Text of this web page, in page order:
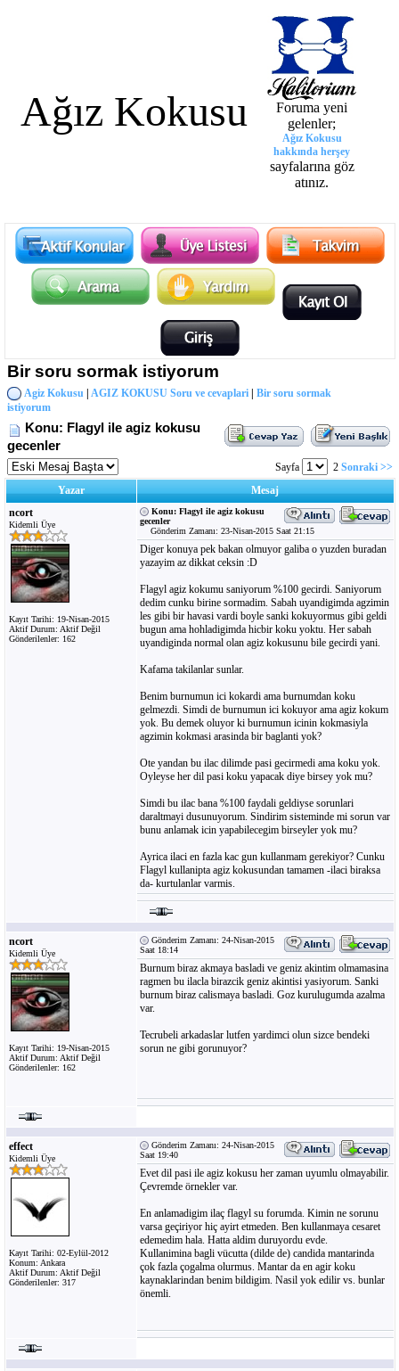
Ağız Kokusu
Foruma yeni
gelenler;
Ağız Kokusu
hakkında herşey
sayfalarına göz
atınız.
Bir soru sormak istiyorum
Agiz Kokusu| AGIZ KOKUSU Soru ve cevaplari| Bir soru sormak
istiyorum
Konu: Flagyl ile agiz kokusu
gecenler
Sayfa 2 Sonraki >>
Yazar
Mesaj
ncort
Kidemli Üye
Kayıt Tarihi: 19-Nisan-2015
Aktif Durum: Aktif Değil
Gönderilenler: 162
Konu: Flagyl ile agiz kokusu
gecenler
Gönderim Zamanı: 23-Nisan-2015 Saat 21:15
Diger konuya pek bakan olmuyor galiba o yuzden buradan
yazayim az dikkat ceksin :D
Flagyl agiz kokumu saniyorum %100 gecirdi. Saniyorum
dedim cunku birine sormadim. Sabah uyandigimda agzimin
les gibi bir havasi vardi boyle sanki kokuyormus gibi geldi
bugun ama hohladigimda hicbir koku yoktu. Her sabah
uyandiginda normal olan agiz kokusunu bile gecirdi yani.
Kafama takilanlar sunlar.
Benim burnumun ici kokardi ama burnumdan koku
gelmezdi. Simdi de burnumun ici kokuyor ama agiz kokum
yok. Bu demek oluyor ki burnumun icinin kokmasiyla
agzimin kokmasi arasinda bir baglanti yok?
Ote yandan bu ilac dilimde pasi gecirmedi ama koku yok.
Oyleyse her dil pasi koku yapacak diye birsey yok mu?
Simdi bu ilac bana %100 faydali geldiyse sorunlari
daraltmayi dusunuyorum. Sindirim sisteminde mi sorun var
bunu anlamak icin yapabilecegim birseyler yok mu?
Ayrica ilaci en fazla kac gun kullanmam gerekiyor? Cunku
Flagyl kullanipta agiz kokusundan tamamen -ilaci biraksa
da- kurtulanlar varmis.
ncort
Kidemli Üye
Kayıt Tarihi: 19-Nisan-2015
Aktif Durum: Aktif Değil
Gönderilenler: 162
Gönderim Zamanı: 24-Nisan-2015
Saat 18:14
Burnum biraz akmaya basladi ve geniz akintim olmamasina
ragmen bu ilacla birazcik geniz akintisi yasiyorum. Sanki
burnum biraz calismaya basladi. Goz kurulugumda azalma
var.
Tecrubeli arkadaslar lutfen yardimci olun sizce bendeki
sorun ne gibi gorunuyor?
effect
Kidemli Üye
Kayıt Tarihi: 02-Eylül-2012
Konum: Ankara
Aktif Durum: Aktif Değil
Gönderilenler: 317
Gönderim Zamanı: 24-Nisan-2015
Saat 19:40
Evet dil pasi ile agiz kokusu her zaman uyumlu olmayabilir.
Çevremde örnekler var.
En anlamadigim ilaç flagyl su forumda. Kimin ne sorunu
varsa geçiriyor hiç ayirt etmeden. Ben kullanmaya cesaret
edemedim hala. Hatta aldim duruyordu evde.
Kullanimina bagli vücutta (dilde de) candida mantarinda
çok fazla çogalma olurmus. Mantar da en agir koku
kaynaklarindan benim bildigim. Nasil yok edilir vs. bunlar
önemli.